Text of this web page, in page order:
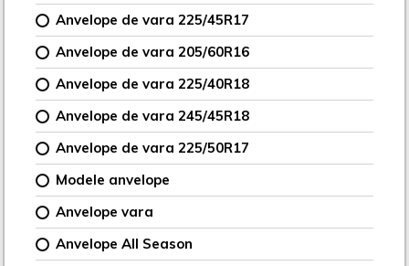
Anvelope de vara 225/45R17
Anvelope de vara 205/60R16
Anvelope de vara 225/40R18
Anvelope de vara 245/45R18
Anvelope de vara 225/50R17
Modele anvelope
Anvelope vara
Anvelope All Season